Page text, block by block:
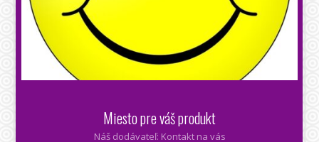
Miesto pre váš produkt
Náš dodávateľ: Kontakt na vás